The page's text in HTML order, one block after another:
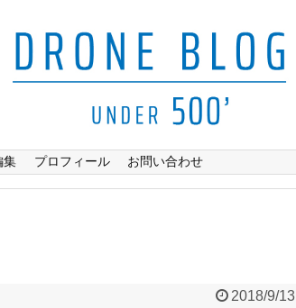
集 プロフィール お問い合わせ
2018/9/13